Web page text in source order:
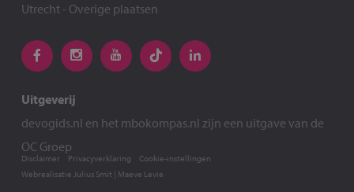
Utrecht- Overige plaatsen
Uitgeverij
devogids.nl en het mbokompas.nl zijn een uitgave van de
OC Groep
Webrealisatie Julius Smit | Maeve Levie
Disclaimer Privacyverklaring Cookie-instellingen